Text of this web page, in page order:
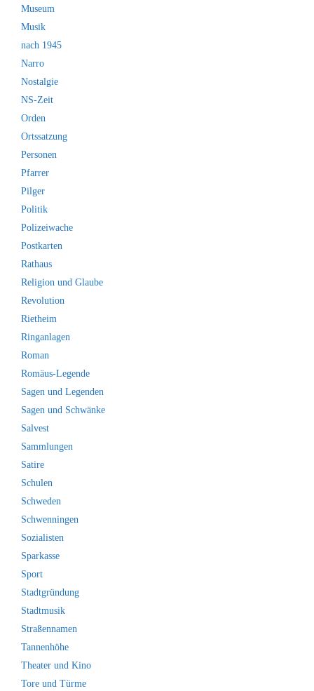
Museum
Musik
nach 1945
Narro
Nostalgie
NS-Zeit
Orden
Ortssatzung
Personen
Pfarrer
Pilger
Politik
Polizeiwache
Postkarten
Rathaus
Religion und Glaube
Revolution
Rietheim
Ringanlagen
Roman
Romäus-Legende
Sagen und Legenden
Sagen und Schwänke
Salvest
Sammlungen
Satire
Schulen
Schweden
Schwenningen
Sozialisten
Sparkasse
Sport
Stadtgründung
Stadtmusik
Straßennamen
Tannenhöhe
Theater und Kino
Tore und Türme